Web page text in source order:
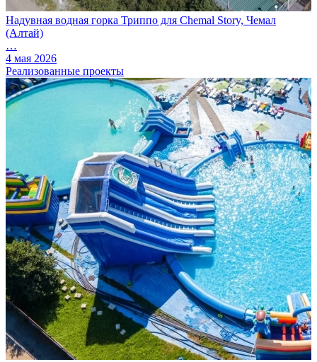
Надувная водная горка Триппо для Chemal Story, Чемал
(Алтай)
…
4 мая 2026
Реализованные проекты